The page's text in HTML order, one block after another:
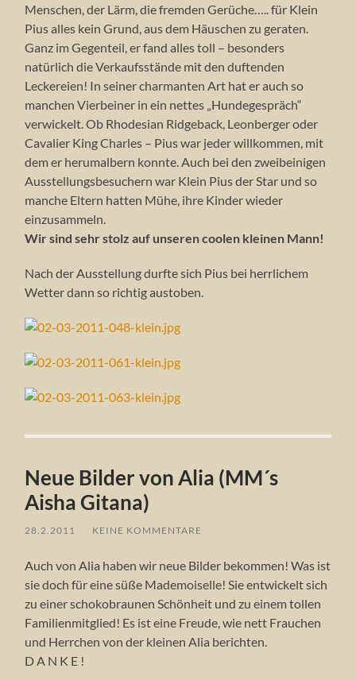
Menschen, der Lärm, die fremden Gerüche….. für Klein
Pius alles kein Grund, aus dem Häuschen zu geraten.
Ganz im Gegenteil, er fand alles toll – besonders
natürlich die Verkaufsstände mit den duftenden
Leckereien! In seiner charmanten Art hat er auch so
manchen Vierbeiner in ein nettes „Hundegespräch“
verwickelt. Ob Rhodesian Ridgeback, Leonberger oder
Cavalier King Charles – Pius war jeder willkommen, mit
dem er herumalbern konnte. Auch bei den zweibeinigen
Ausstellungsbesuchern war Klein Pius der Star und so
manche Eltern hatten Mühe, ihre Kinder wieder
einzusammeln.
Wir sind sehr stolz auf unseren coolen kleinen Mann!
Nach der Ausstellung durfte sich Pius bei herrlichem
Wetter dann so richtig austoben.
Neue Bilder von Alia (MM´s
Aisha Gitana)
28.2.2011 / KEINE KOMMENTARE
Auch von Alia haben wir neue Bilder bekommen! Was ist
sie doch für eine süße Mademoiselle! Sie entwickelt sich
zu einer schokobraunen Schönheit und zu einem tollen
Familienmitglied! Es ist eine Freude, wie nett Frauchen
und Herrchen von der kleinen Alia berichten.
D A N K E !